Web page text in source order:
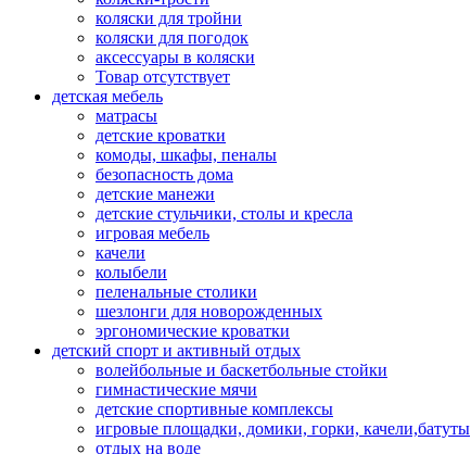
коляски для тройни
коляски для погодок
аксессуары в коляски
Товар отсутствует
детская мебель
матрасы
детские кроватки
комоды, шкафы, пеналы
безопасность дома
детские манежи
детские стульчики, столы и кресла
игровая мебель
качели
колыбели
пеленальные столики
шезлонги для новорожденных
эргономические кроватки
детский спорт и активный отдых
волейбольные и баскетбольные стойки
гимнастические мячи
детские спортивные комплексы
игровые площадки, домики, горки, качели,батуты
отдых на воде